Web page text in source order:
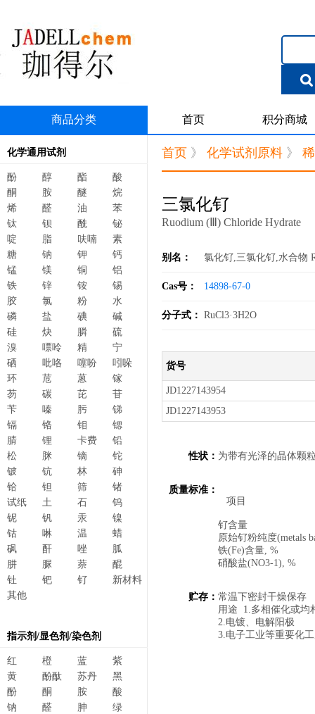
商品分类 首页 积分商城
化学通用试剂
酚 醇 酯
酸
酮
胺 醚
烷
烯
醛 油
苯
钛
钡 酰
铋
啶
脂 呋喃
素
糖
钠 钾
钙
锰
镁 铜
铝
铁
锌 铵
锡
胶
氯 粉
水
磷
盐 碘
碱
硅
炔 膦
硫
溴
嘌呤 精
宁
硒
吡咯 噻吩
吲哚
环
苊 蒽
镓
芴
碳 芘
苷
苄
嗪 肟
锑
镉
铬 钼
锶
腈
锂 卡费
铅
松
脒 镝
铊
铍
钪 林
砷
铪
钽 筛
锗
试纸
土 石
钨
铌
钒 汞
镍
钴
啉 温
蜡
砜
酐 唑
胍
肼
脲 萘
醌
钍
钯 钌
新材料
其他
指示剂/显色剂/染色剂
红 橙 蓝
紫
黄
酚酞 苏丹
黑
酚
酮 胺
酸
钠
醛 胂
绿
首页 》 化学试剂原料 》
三氯化钌
Ruodium (Ⅲ) Chloride Hydrate
别名： 氯化钌,三氯化钌,水合物
Cas号： 14898-67-0
分子式： RuCl3·3H2O
货号
JD1227143954
JD1227143953
性状： 为带有光泽的晶体颗
质量标准：
项目
钌含量
原始钌粉纯度
铁(Fe)含量,
硝酸盐(NO3-
贮存： 常温下密封干燥保存
用途 1.多相催化或均
2.电镀、电解阳极
3.电子工业等重要化